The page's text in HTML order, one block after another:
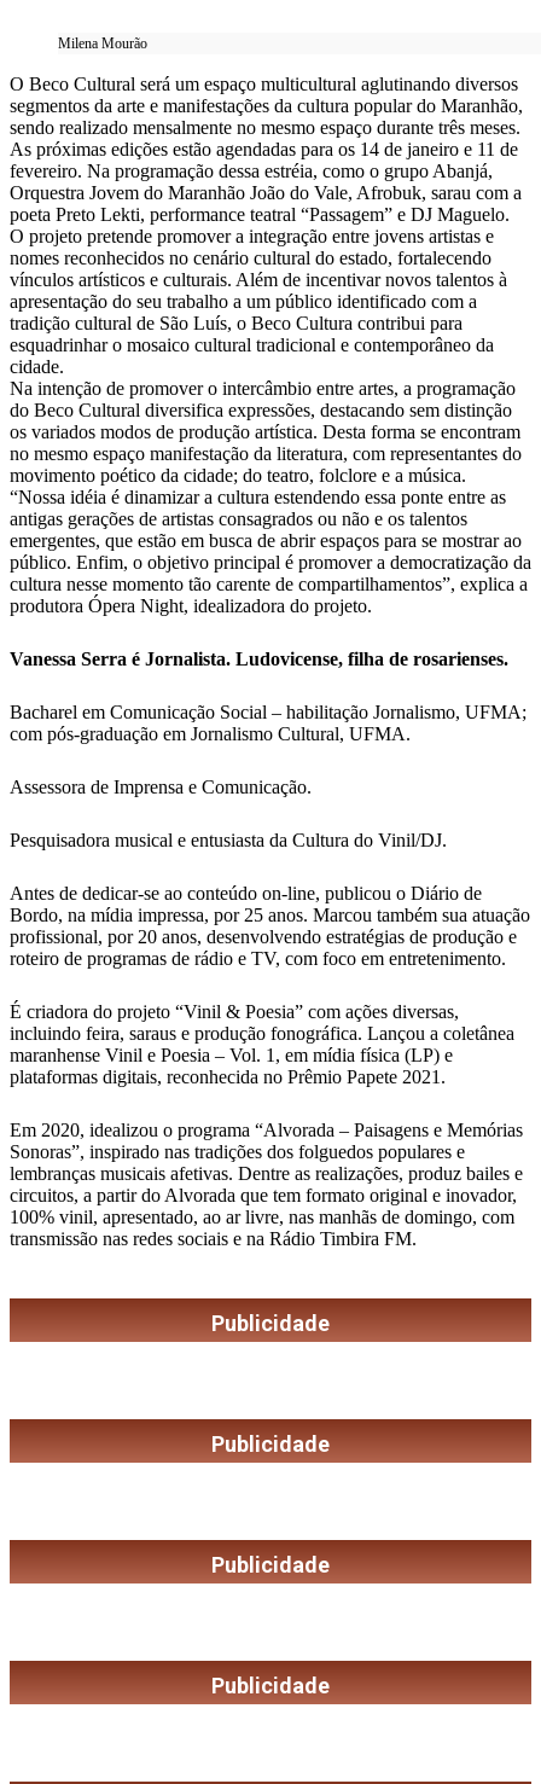
Milena Mourão
O Beco Cultural será um espaço multicultural aglutinando diversos
segmentos da arte e manifestações da cultura popular do Maranhão,
sendo realizado mensalmente no mesmo espaço durante três meses.
As próximas edições estão agendadas para os 14 de janeiro e 11 de
fevereiro. Na programação dessa estréia, como o grupo Abanjá,
Orquestra Jovem do Maranhão João do Vale, Afrobuk, sarau com a
poeta Preto Lekti, performance teatral “Passagem” e DJ Maguelo.
O projeto pretende promover a integração entre jovens artistas e
nomes reconhecidos no cenário cultural do estado, fortalecendo
vínculos artísticos e culturais. Além de incentivar novos talentos à
apresentação do seu trabalho a um público identificado com a
tradição cultural de São Luís, o Beco Cultura contribui para
esquadrinhar o mosaico cultural tradicional e contemporâneo da
cidade.
Na intenção de promover o intercâmbio entre artes, a programação
do Beco Cultural diversifica expressões, destacando sem distinção
os variados modos de produção artística. Desta forma se encontram
no mesmo espaço manifestação da literatura, com representantes do
movimento poético da cidade; do teatro, folclore e a música.
“Nossa idéia é dinamizar a cultura estendendo essa ponte entre as
antigas gerações de artistas consagrados ou não e os talentos
emergentes, que estão em busca de abrir espaços para se mostrar ao
público. Enfim, o objetivo principal é promover a democratização da
cultura nesse momento tão carente de compartilhamentos”, explica a
produtora Ópera Night, idealizadora do projeto.
Vanessa Serra é Jornalista. Ludovicense, filha de rosarienses.
Bacharel em Comunicação Social – habilitação Jornalismo, UFMA;
com pós-graduação em Jornalismo Cultural, UFMA.
Assessora de Imprensa e Comunicação.
Pesquisadora musical e entusiasta da Cultura do Vinil/DJ.
Antes de dedicar-se ao conteúdo on-line, publicou o Diário de
Bordo, na mídia impressa, por 25 anos. Marcou também sua atuação
profissional, por 20 anos, desenvolvendo estratégias de produção e
roteiro de programas de rádio e TV, com foco em entretenimento.
É criadora do projeto “Vinil & Poesia” com ações diversas,
incluindo feira, saraus e produção fonográfica. Lançou a coletânea
maranhense Vinil e Poesia – Vol. 1, em mídia física (LP) e
plataformas digitais, reconhecida no Prêmio Papete 2021.
Em 2020, idealizou o programa “Alvorada – Paisagens e Memórias
Sonoras”, inspirado nas tradições dos folguedos populares e
lembranças musicais afetivas. Dentre as realizações, produz bailes e
circuitos, a partir do Alvorada que tem formato original e inovador,
100% vinil, apresentado, ao ar livre, nas manhãs de domingo, com
transmissão nas redes sociais e na Rádio Timbira FM.
Publicidade
Publicidade
Publicidade
Publicidade